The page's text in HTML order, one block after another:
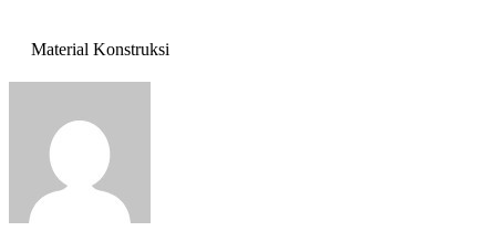
Material Konstruksi